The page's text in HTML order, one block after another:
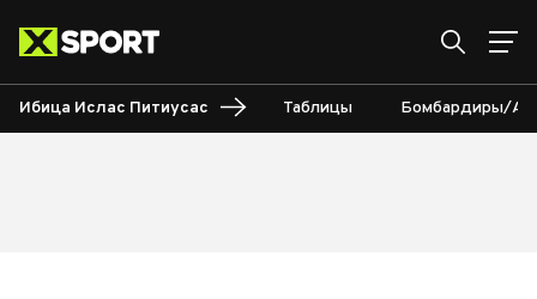
Ибица Ислас Питиусас Таблицы Бомбардиры/